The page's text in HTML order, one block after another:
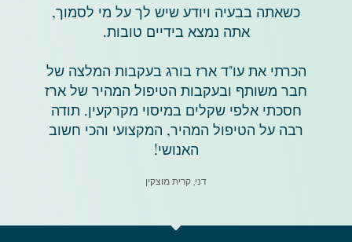
כשאתה בבעיה ויודע שיש לך על מי לסמוך,
אתה נמצא בידיים טובות.
הכרתי את עו"ד ארז בורג בעקבות המלצה של
חבר משותף ובעקבות הטיפול המהיר של ארז
חסכתי אלפי שקלים במיסוי מקרקעין. תודה
רבה על הטיפול המהיר, המקצועי והכי חשוב
האנושי!
דני, קרית מוצקין